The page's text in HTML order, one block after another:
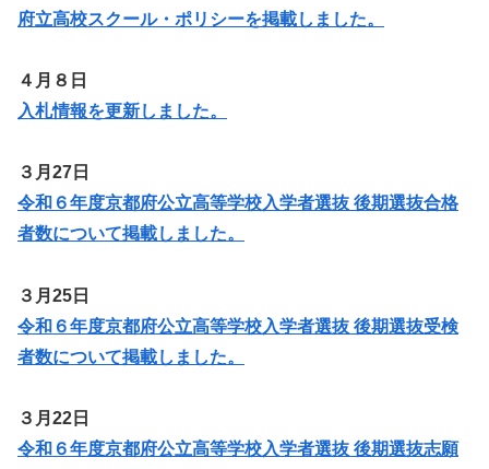
府立高校スクール・ポリシーを掲載しました。
４月８日
入札情報を更新しました。
３月27日
令和６年度京都府公立高等学校入学者選抜 後期選抜合格
者数について掲載しました。
３月25日
令和６年度京都府公立高等学校入学者選抜 後期選抜受検
者数について掲載しました。
３月22日
令和６年度京都府公立高等学校入学者選抜 後期選抜志願